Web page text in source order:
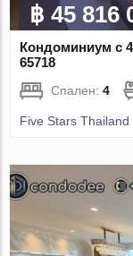
฿ 45 816
Кондоминиум с
65718
Спален:4
Five Stars Thailand